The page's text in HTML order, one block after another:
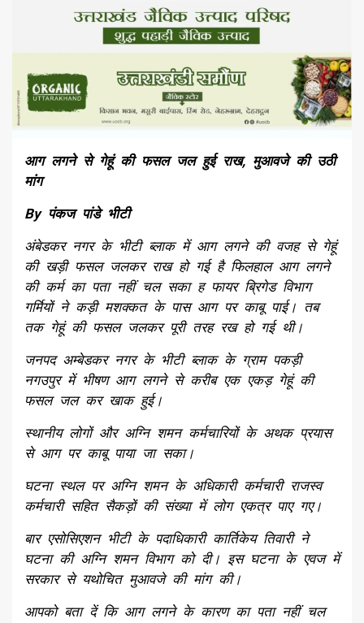
आग लगने से गेहूं की फसल जल हुई राख, मुआवजे की उठी
मांग
By पंकज पांडे भीटी
अंबेडकर नगर के भीटी ब्लाक में आग लगने की वजह से गेहूं
की खड़ी फसल जलकर राख हो गई है फिलहाल आग लगने
की कर्म का पता नहीं चल सका ह फायर ब्रिगेड विभाग
गर्मियों ने कड़ी मशक्कत के पास आग पर काबू पाई। तब
तक गेहूं की फसल जलकर पूरी तरह रख हो गई थी।
जनपद अम्बेडकर नगर के भीटी ब्लाक के ग्राम पकड़ी
नगउपुर में भीषण आग लगने से करीब एक एकड़ गेहूं की
फसल जल कर खाक हुई।
स्थानीय लोगों और अग्नि शमन कर्मचारियों के अथक प्रयास
से आग पर काबू पाया जा सका।
घटना स्थल पर अग्नि शमन के अधिकारी कर्मचारी राजस्व
कर्मचारी सहित सैकड़ों की संख्या में लोग एकत्र पाए गए।
बार एसोसिएशन भीटी के पदाधिकारी कार्तिकेय तिवारी ने
घटना की अग्नि शमन विभाग को दी। इस घटना के एवज में
सरकार से यथोचित मुआवजे की मांग की।
आपको बता दें कि आग लगने के कारण का पता नहीं चल